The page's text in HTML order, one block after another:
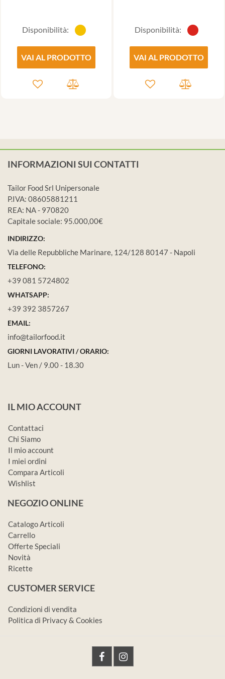
Disponibilità:
VAI AL PRODOTTO
Disponibilità:
VAI AL PRODOTTO
INFORMAZIONI SUI CONTATTI
Tailor Food Srl Unipersonale
P.IVA: 08605881211
REA: NA - 970820
Capitale sociale: 95.000,00€
INDIRIZZO:
Via delle Repubbliche Marinare, 124/128 80147 - Napoli
TELEFONO:
+39 081 5724802
WHATSAPP:
+39 392 3857267
EMAIL:
info@tailorfood.it
GIORNI LAVORATIVI / ORARIO:
Lun - Ven / 9.00 - 18.30
IL MIO ACCOUNT
Contattaci
Chi Siamo
Il mio account
I miei ordini
Compara Articoli
Wishlist
NEGOZIO ONLINE
Catalogo Articoli
Carrello
Offerte Speciali
Novità
Ricette
CUSTOMER SERVICE
Condizioni di vendita
Politica di Privacy & Cookies